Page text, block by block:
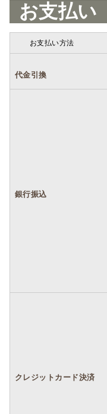
お支払い
お支払い方法
代金引換
銀行振込
クレジットカード決済